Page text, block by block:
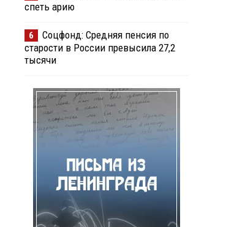
спеть арию
6
Соцфонд: Средняя пенсия по
старости в России превысила 27,2
тысячи